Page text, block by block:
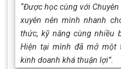
“Được học cùng với
xuyên nên mình nhanh
thức, kỹ năng cùng nhiều
Hiện tại mình đã mở một
kinh doanh khá thuận lợi”.